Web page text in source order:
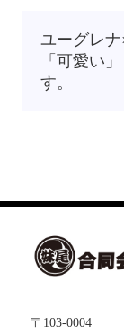
ユーグレナ
「可愛い
す。
〒103-0004